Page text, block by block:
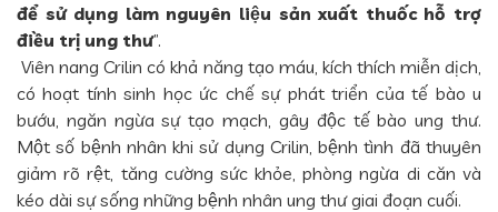
để sử dụng làm nguyên liệu sản xuất thuốc hỗ trợ
điều trị ung thư”.
Viên nang Crilin có khả năng tạo máu, kích thích miễn dịch,
có hoạt tính sinh học ức chế sự phát triển của tế bào u
bướu, ngăn ngừa sự tạo mạch, gây độc tế bào ung thư.
Một số bệnh nhân khi sử dụng Crilin, bệnh tình đã thuyên
giảm rõ rệt, tăng cường sức khỏe, phòng ngừa di căn và
kéo dài sự sống những bệnh nhân ung thư giai đoạn cuối.